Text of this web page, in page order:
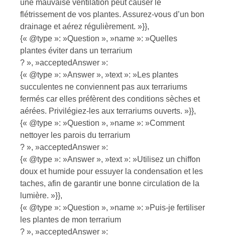
une mauvaise ventilation peut causer le
flétrissement de vos plantes. Assurez-vous d’un bon
drainage et aérez régulièrement. »}},
{« @type »: »Question », »name »: »Quelles
plantes éviter dans un terrarium
? », »acceptedAnswer »:
{« @type »: »Answer », »text »: »Les plantes
succulentes ne conviennent pas aux terrariums
fermés car elles préfèrent des conditions sèches et
aérées. Privilégiez-les aux terrariums ouverts. »}},
{« @type »: »Question », »name »: »Comment
nettoyer les parois du terrarium
? », »acceptedAnswer »:
{« @type »: »Answer », »text »: »Utilisez un chiffon
doux et humide pour essuyer la condensation et les
taches, afin de garantir une bonne circulation de la
lumière. »}},
{« @type »: »Question », »name »: »Puis-je fertiliser
les plantes de mon terrarium
? », »acceptedAnswer »: